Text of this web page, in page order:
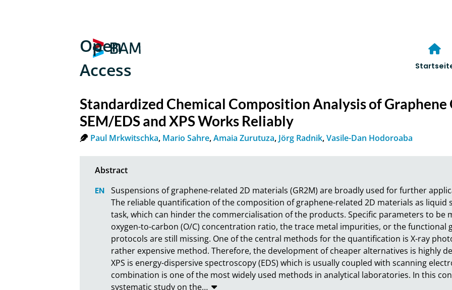
Open
Access
Standardized Chemical Composition Analysis of
SEM/EDS and XPS Works Reliably
Paul Mrkwitschka, Mario Sahre,Amaia Zurutuza, Jörg Radnik,Vasile-Dan Hodoroaba
Suspensions of graphene-related 2D materials (GR2M) are broadly used for further
The reliable quantification of the composition of graphene-related 2D materials as liquid
task, which can hinder the commercialisation of the products. Specific parameters to be
oxygen-to-carbon (O/C) concentration ratio, the trace metal impurities, or the functional
protocols are still missing. One of the central methods for the quantification is X-ray
rather expensive method. Therefore, the development of cheaper alternatives is highly
XPS is energy-dispersive spectroscopy (EDS) which is usually coupled with scanning
combination is one of the most widely used methods in analytical laboratories. In this
systematic study on the…